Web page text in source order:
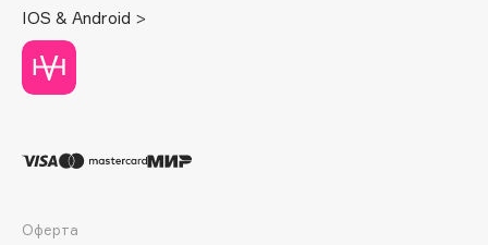
Deonica
Dessange
Dior
Dolomit
DP Daily Perfection
IOS & Android >
Оферта